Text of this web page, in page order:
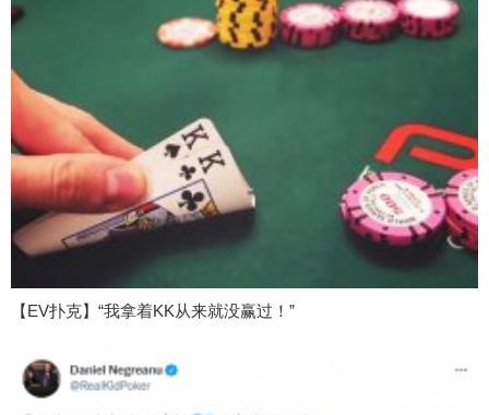
【EV扑克】“我拿着KK从来就没赢过！”